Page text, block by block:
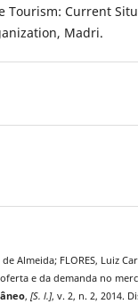
Tourism: Current
Madri.
Almeida; FLORES, Luiz
e da demanda no
, [S. l.], v. 2, n. 2, 2014.